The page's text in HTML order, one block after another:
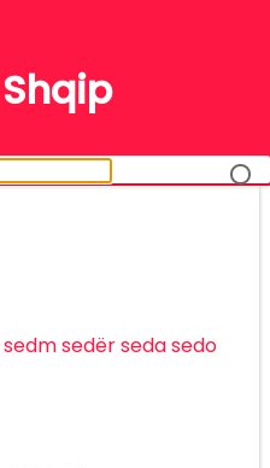
sedmsedërsedasedo